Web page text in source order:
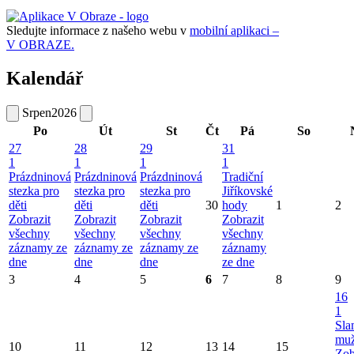
Sledujte informace z našeho webu v mobilní aplikaci –
V OBRAZE.
Kalendář
Srpen2026
Po
Út St Čt Pá So
27
1
Prázdninová
stezka pro
děti
Zobrazit
všechny
záznamy ze
dne
28
1
Prázdninová
stezka pro
děti
Zobrazit
všechny
záznamy ze
dne
29
1
Prázdninová
stezka pro
děti
Zobrazit
všechny
záznamy ze
dne
30
31
1
Tradiční
Jiříkovské
hody
Zobrazit
všechny
záznamy
ze dne
1 2
3 4 5 6 7 8 9
10 11 12 13 14 15
16
1